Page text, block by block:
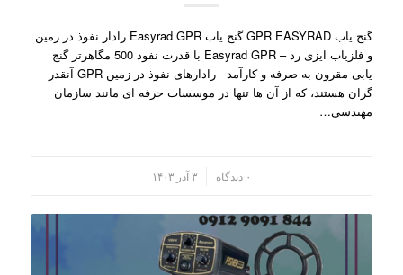
گنج یاب GPR EASYRAD گنج یاب Easyrad GPR رادار نفوذ در زمین
و فلزیاب ایزی رد – Easyrad GPR با قدرت نفوذ 500 مگاهرتز گنج
یابی مقرون به صرفه و کارآمد رادارهای نفوذ در زمین GPR آنقدر
گران هستند، که از آن ها تنها در موسسات حرفه ای مانند سازمان
مهندسی…
۰ دیدگاه ۳ آذر ۱۴۰۳